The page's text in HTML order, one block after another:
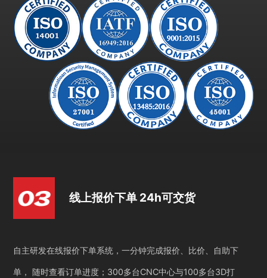
线上报价下单 24h可交货
自主研发在线报价下单系统，一分钟完成报价、比价、自助下
单， 随时查看订单进度；300多台CNC中心与100多台3D打